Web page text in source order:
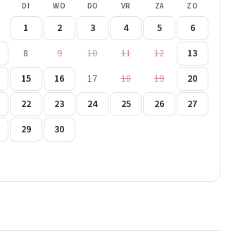
DI WO DO VR ZA ZO
1 2 3 4 5
6
8 9 10 11 12
13
15 16 17 18 19
20
22 23 24 25 26
27
29 30